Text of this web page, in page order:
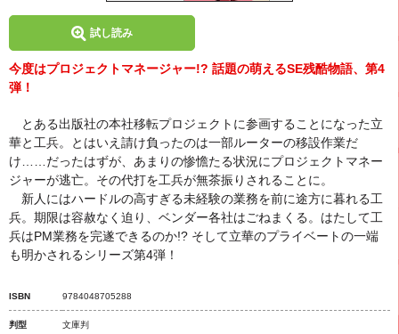
試し読み
今度はプロジェクトマネージャー!? 話題の萌えるSE残酷物語、第4
弾！
とある出版社の本社移転プロジェクトに参画することになった立
華と工兵。とはいえ請け負ったのは一部ルーターの移設作業だ
け……だったはずが、あまりの惨憺たる状況にプロジェクトマネー
ジャーが逃亡。その代打を工兵が無茶振りされることに。
新人にはハードルの高すぎる未経験の業務を前に途方に暮れる工
兵。期限は容赦なく迫り、ベンダー各社はごねまくる。はたして工
兵はPM業務を完遂できるのか!? そして立華のプライベートの一端
も明かされるシリーズ第4弾！
ISBN 9784048705288
判型 文庫判